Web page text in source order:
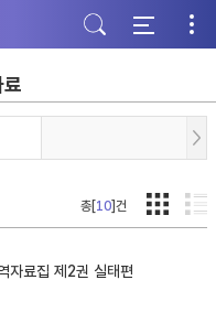
총[10]건
자료집 제2권 실태편